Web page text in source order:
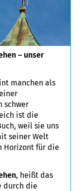
– unser
manchen als
schwer
ist die
weil sie uns
seiner Welt
Horizont für die
, heißt das
durch die